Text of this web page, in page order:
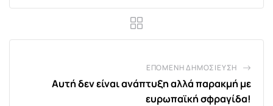
ΕΠΌΜΕΝΗ ΔΗΜΟΣΊΕΥΣΗ
Αυτή δεν είναι ανάπτυξη αλλά παρακμή με
ευρωπαϊκή σφραγίδα!